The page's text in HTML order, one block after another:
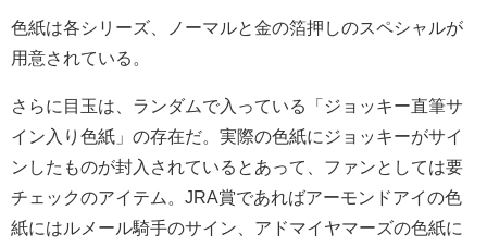
色紙は各シリーズ、ノーマルと金の箔押しのスペシャルが
用意されている。
さらに目玉は、ランダムで入っている「ジョッキー直筆サ
イン入り色紙」の存在だ。実際の色紙にジョッキーがサイ
ンしたものが封入されているとあって、ファンとしては要
チェックのアイテム。JRA賞であればアーモンドアイの色
紙にはルメール騎手のサイン、アドマイヤマーズの色紙に